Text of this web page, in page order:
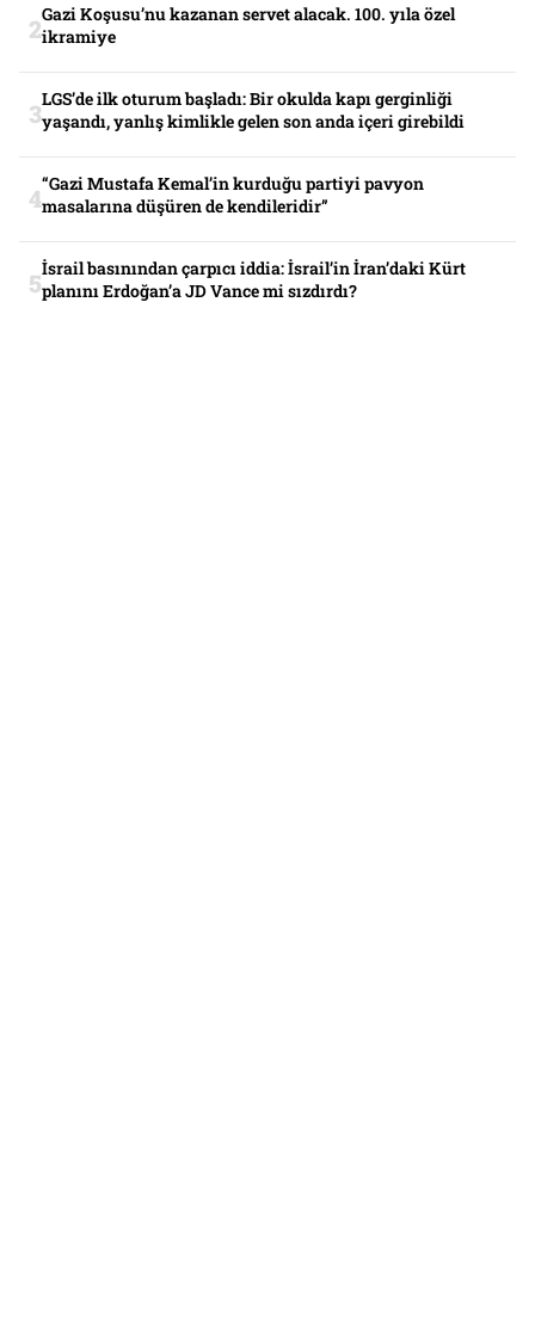
Gazi Koşusu’nu kazanan servet alacak. 100. yıla özel
ikramiye
LGS’de ilk oturum başladı: Bir okulda kapı gerginliği
yaşandı, yanlış kimlikle gelen son anda içeri girebildi
“Gazi Mustafa Kemal’in kurduğu partiyi pavyon
masalarına düşüren de kendileridir”
İsrail basınından çarpıcı iddia: İsrail’in İran’daki Kürt
planını Erdoğan’a JD Vance mi sızdırdı?